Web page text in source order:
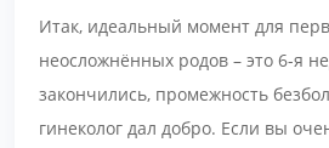
Итак, идеальный момент для
неосложнённых родов – это 6-я
закончились, промежность
гинеколог дал добро. Если вы